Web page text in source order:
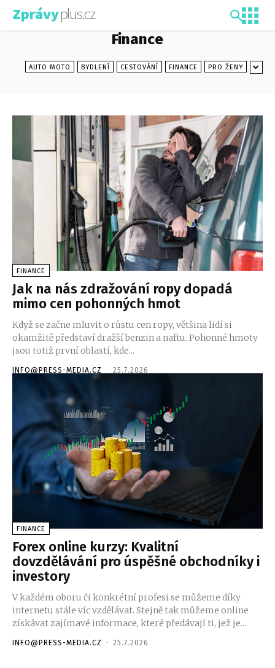
Zprávyplus.cz
Finance
AUTO MOTO BYDLENÍ CESTOVÁNÍ FINANCE PRO ŽENY
FINANCE
Jak na nás zdražování ropy dopadá
mimo cen pohonných hmot
Když se začne mluvit o růstu cen ropy, většina lidí si
okamžitě představí dražší benzin a naftu. Pohonné hmoty
jsou totiž první oblastí, kde...
INFO@PRESS-MEDIA.CZ - 25.7.2026
FINANCE
Forex online kurzy: Kvalitní
dovzdělávání pro úspěšné obchodníky i
investory
V každém oboru či konkrétní profesi se můžeme díky
internetu stále víc vzdělávat. Stejně tak můžeme online
získávat zajímavé informace, které předávají ti, jež je...
INFO@PRESS-MEDIA.CZ - 25.7.2026